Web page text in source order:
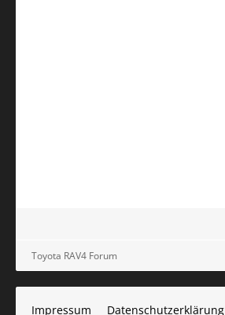
Toyota RAV4 Forum
Impressum Datenschutzerklärung